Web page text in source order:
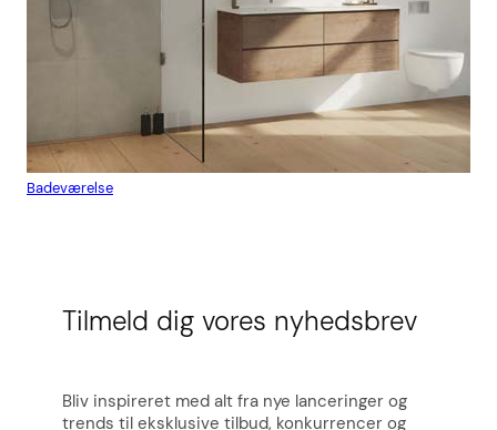
Badeværelse
Tilmeld dig vores nyhedsbrev
Bliv inspireret med alt fra nye lanceringer og
trends til eksklusive tilbud, konkurrencer og